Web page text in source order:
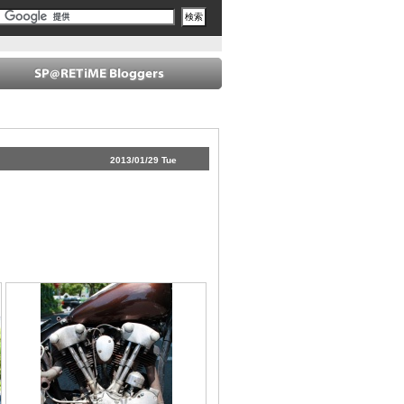
2013/01/29 Tue